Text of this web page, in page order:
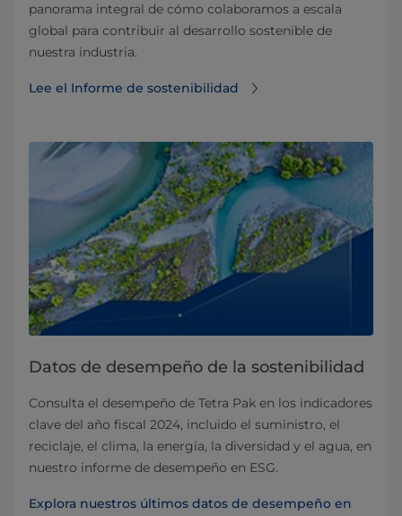
panorama integral de cómo colaboramos a escala
global para contribuir al desarrollo sostenible de
nuestra industria.
Lee el Informe de sostenibilidad
Datos de desempeño de la sostenibilidad
Consulta el desempeño de Tetra Pak en los indicadores
clave del año fiscal 2024, incluido el suministro, el
reciclaje, el clima, la energía, la diversidad y el agua, en
nuestro informe de desempeño en ESG.
Explora nuestros últimos datos de desempeño en